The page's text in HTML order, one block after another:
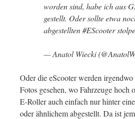
worden sind, habe ich aus
gestellt. Oder sollte etwa
abgestellten #EScooter
— Anatol Wiecki
Oder die eScooter werden
Fotos gesehen, wo Fahrzeuge
E-Roller auch einfach nur hinter
oder ähnlichem abgestellt. Da ist